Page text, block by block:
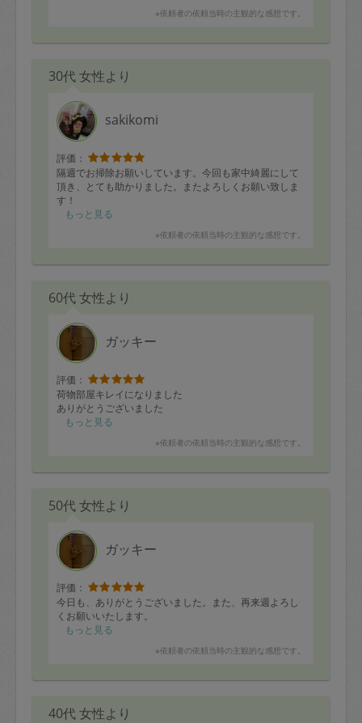
※依頼者の依頼当時の主観的な感想です。
30代 女性より
sakikomi
評価：
隔週でお掃除お願いしています。今回も家中綺麗にして
頂き、とても助かりました。またよろしくお願い致しま
す！
もっと見る
※依頼者の依頼当時の主観的な感想です。
60代 女性より
ガッキー
評価：
荷物部屋キレイになりました
ありがとうございました
もっと見る
※依頼者の依頼当時の主観的な感想です。
50代 女性より
ガッキー
評価：
今日も、ありがとうございました。また、再来週よろし
くお願いいたします。
もっと見る
※依頼者の依頼当時の主観的な感想です。
40代 女性より